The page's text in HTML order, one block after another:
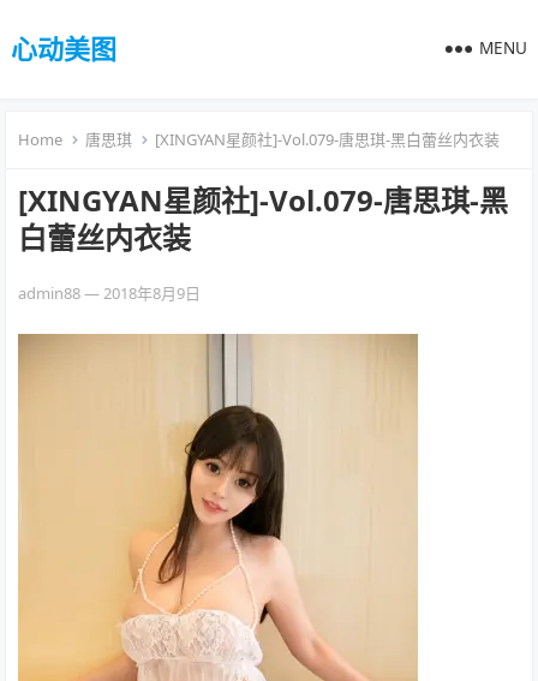
心动美图 MENU
Home 唐思琪 [XINGYAN星颜社]-Vol.079-唐思琪-黑白蕾丝内衣装
[XINGYAN星颜社]-Vol.079-唐思琪-黑
白蕾丝内衣装
admin88—2018年8月9日